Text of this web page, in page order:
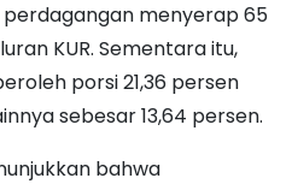
perdagangan menyerap 65
KUR. Sementara itu,
porsi 21,36 persen
sebesar 13,64 persen.
bahwa